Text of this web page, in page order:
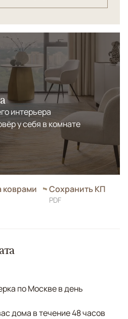
интерьера
у себя в комнате
коврами Сохранить КП
PDF
по Москве в день
дома в течение 48 часов